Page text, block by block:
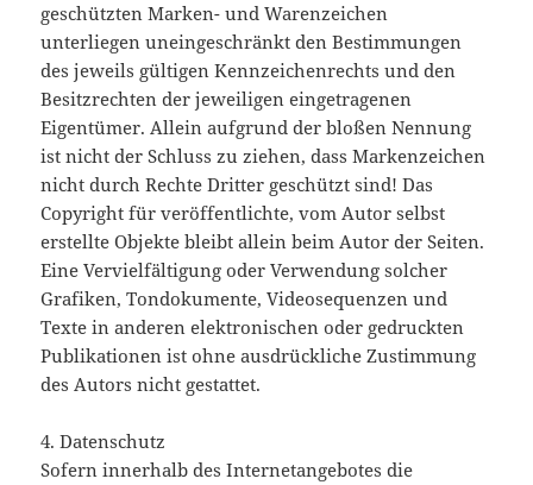
geschützten Marken- und Warenzeichen
unterliegen uneingeschränkt den Bestimmungen
des jeweils gültigen Kennzeichenrechts und den
Besitzrechten der jeweiligen eingetragenen
Eigentümer. Allein aufgrund der bloßen Nennung
ist nicht der Schluss zu ziehen, dass Markenzeichen
nicht durch Rechte Dritter geschützt sind! Das
Copyright für veröffentlichte, vom Autor selbst
erstellte Objekte bleibt allein beim Autor der Seiten.
Eine Vervielfältigung oder Verwendung solcher
Grafiken, Tondokumente, Videosequenzen und
Texte in anderen elektronischen oder gedruckten
Publikationen ist ohne ausdrückliche Zustimmung
des Autors nicht gestattet.
4. Datenschutz
Sofern innerhalb des Internetangebotes die